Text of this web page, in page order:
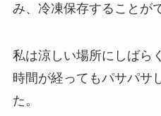
み、冷凍保存することが
私は涼しい場所にしばら
時間が経ってもパサパサ
た。